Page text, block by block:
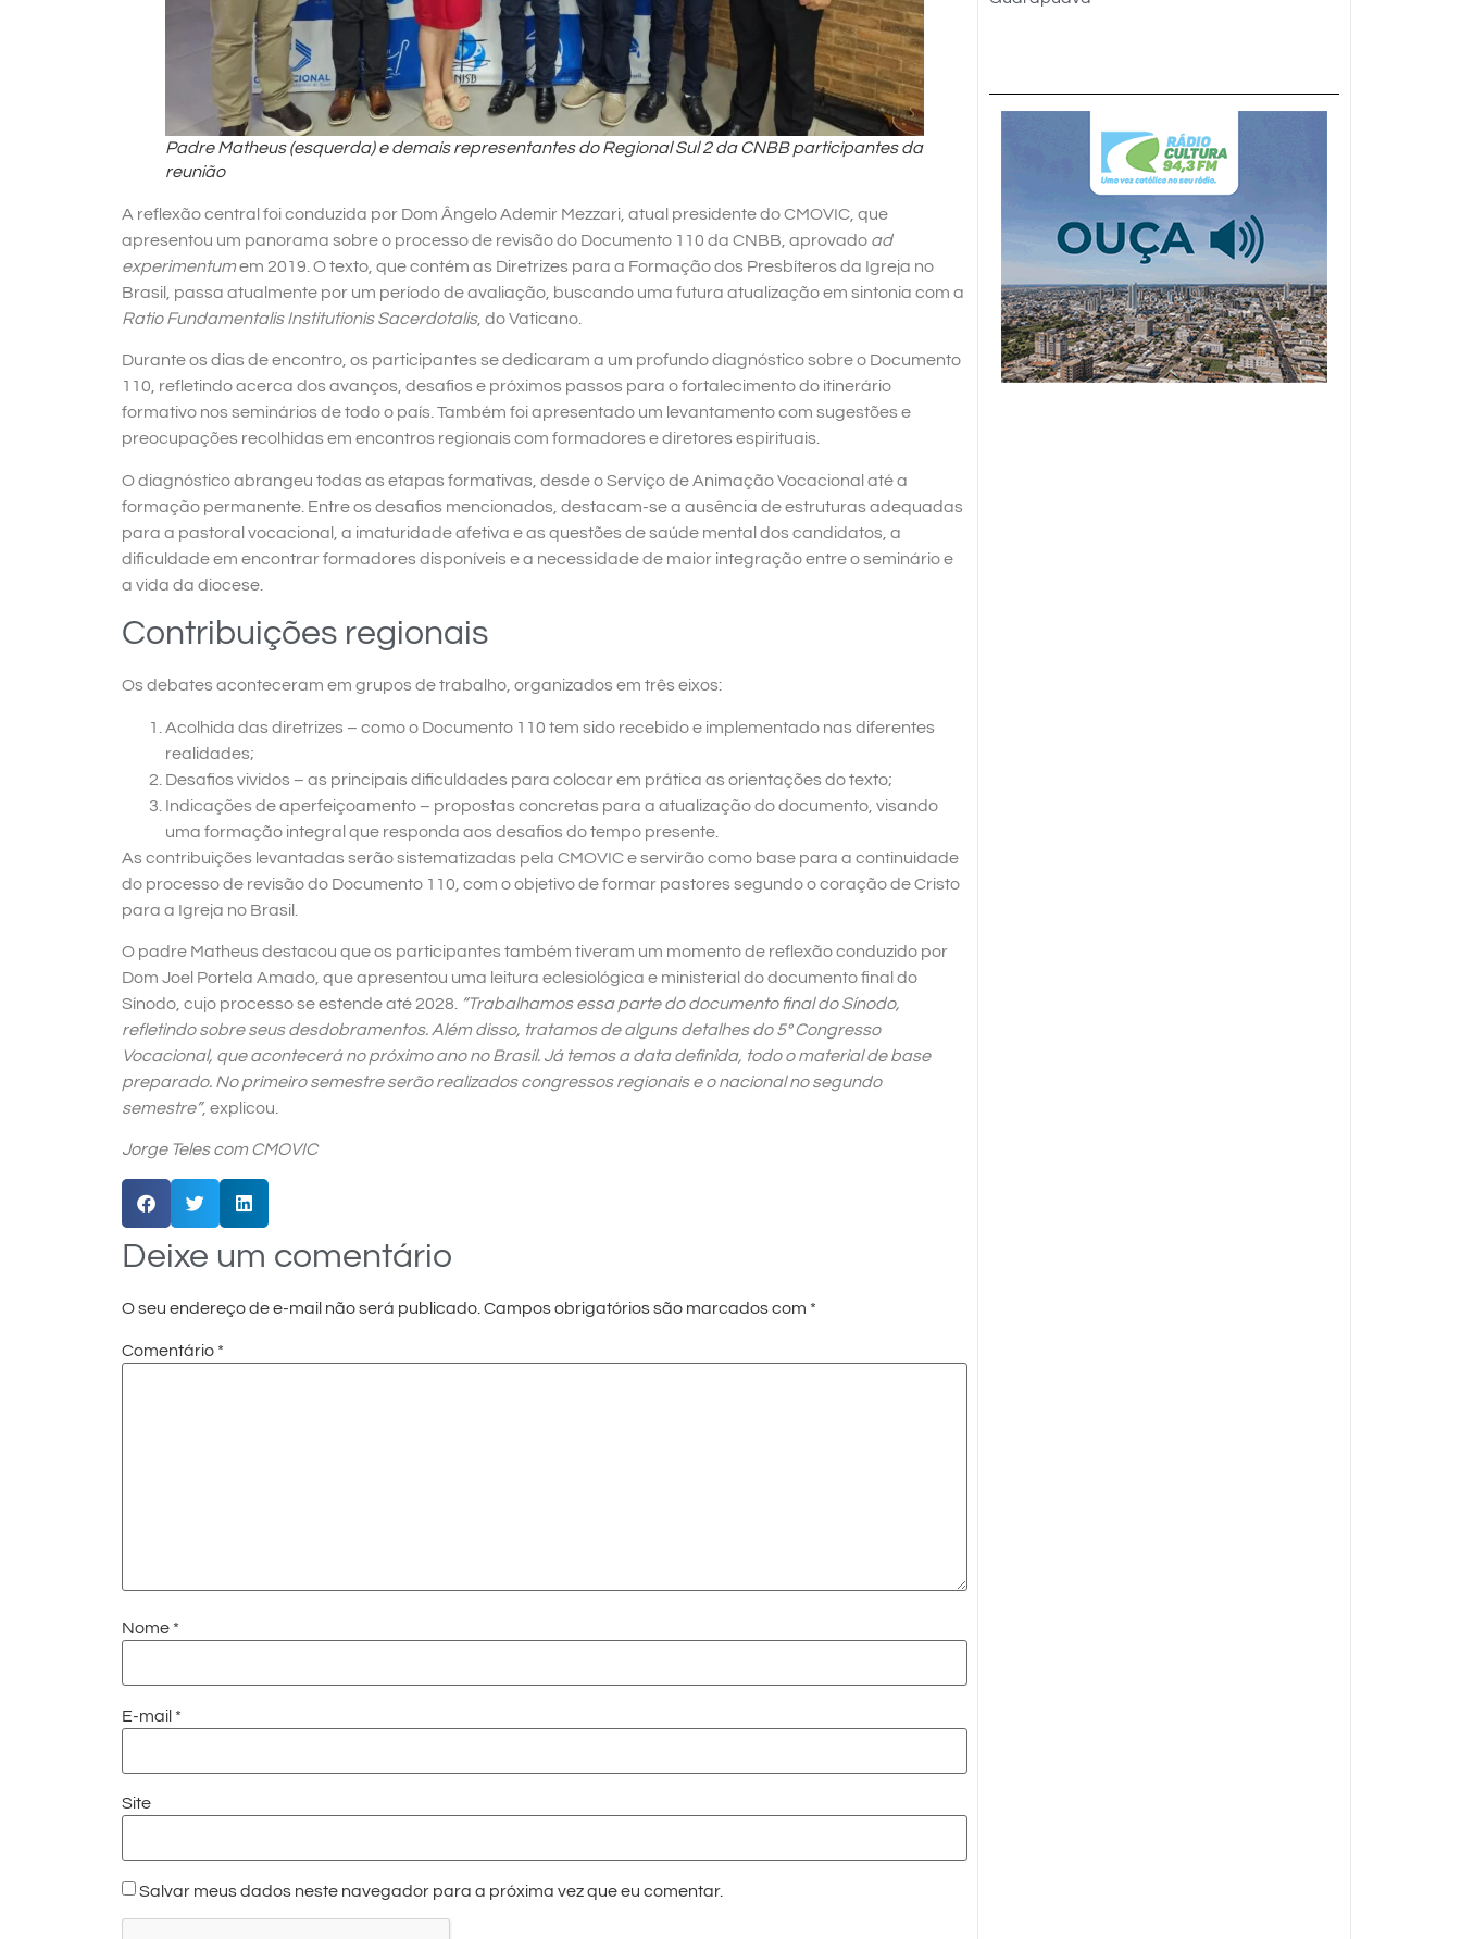
Padre Matheus (esquerda) e demais representantes do Regional Sul 2 da CNBB participantes da
reunião
A reflexão central foi conduzida por Dom Ângelo Ademir Mezzari, atual presidente do CMOVIC, que
apresentou um panorama sobre o processo de revisão do Documento 110 da CNBB, aprovado ad
experimentumem 2019. O texto, que contém as Diretrizes para a Formação dos Presbíteros da Igreja no
Brasil, passa atualmente por um período de avaliação, buscando uma futura atualização em sintonia com a
Ratio Fundamentalis Institutionis Sacerdotalis, do Vaticano.
Durante os dias de encontro, os participantes se dedicaram a um profundo diagnóstico sobre o Documento
110, refletindo acerca dos avanços, desafios e próximos passos para o fortalecimento do itinerário
formativo nos seminários de todo o país. Também foi apresentado um levantamento com sugestões e
preocupações recolhidas em encontros regionais com formadores e diretores espirituais.
O diagnóstico abrangeu todas as etapas formativas, desde o Serviço de Animação Vocacional até a
formação permanente. Entre os desafios mencionados, destacam-se a ausência de estruturas adequadas
para a pastoral vocacional, a imaturidade afetiva e as questões de saúde mental dos candidatos, a
dificuldade em encontrar formadores disponíveis e a necessidade de maior integração entre o seminário e
a vida da diocese.
Contribuições regionais
Os debates aconteceram em grupos de trabalho, organizados em três eixos:
Acolhida das diretrizes – como o Documento 110 tem sido recebido e implementado nas diferentes
realidades;
Desafios vividos – as principais dificuldades para colocar em prática as orientações do texto;
Indicações de aperfeiçoamento – propostas concretas para a atualização do documento, visando
uma formação integral que responda aos desafios do tempo presente.
As contribuições levantadas serão sistematizadas pela CMOVIC e servirão como base para a continuidade
do processo de revisão do Documento 110, com o objetivo de formar pastores segundo o coração de Cristo
para a Igreja no Brasil.
O padre Matheus destacou que os participantes também tiveram um momento de reflexão conduzido por
Dom Joel Portela Amado, que apresentou uma leitura eclesiológica e ministerial do documento final do
Sínodo, cujo processo se estende até 2028.
“Trabalhamos essa parte do documento final do Sínodo,
refletindo sobre seus desdobramentos. Além disso, tratamos de alguns detalhes do 5º Congresso
Vocacional, que acontecerá no próximo ano no Brasil. Já temos a data definida, todo o material de base
preparado. No primeiro semestre serão realizados congressos regionais e o nacional no segundo
semestre”, explicou.
Jorge Teles com CMOVIC
Deixe um comentário
O seu endereço de e-mail não será publicado. Campos obrigatórios são marcados com *
Comentário *
Nome *
E-mail *
Site
Salvar meus dados neste navegador para a próxima vez que eu comentar.